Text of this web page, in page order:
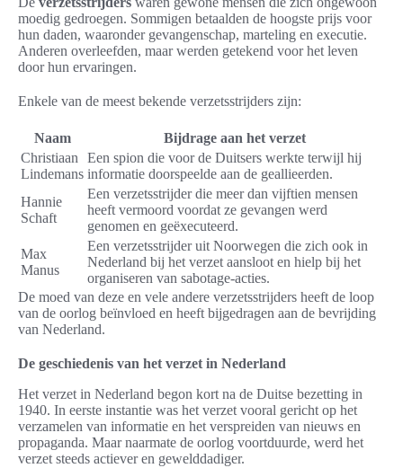
moedig gedroegen. Sommigen betaalden de hoogste prijs voor
hun daden, waaronder gevangenschap, marteling en executie.
Anderen overleefden, maar werden getekend voor het leven
door hun ervaringen.
Enkele van de meest bekende verzetsstrijders zijn:
Naam
Bijdrage aan het verzet
Christiaan
Lindemans
Een spion die voor de Duitsers werkte terwijl hij
informatie doorspeelde aan de geallieerden.
Hannie
Schaft
Een verzetsstrijder die meer dan vijftien mensen
heeft vermoord voordat ze gevangen werd
genomen en geëxecuteerd.
Max
Manus
Een verzetsstrijder uit Noorwegen die zich ook in
Nederland bij het verzet aansloot en hielp bij het
organiseren van sabotage-acties.
De moed van deze en vele andere verzetsstrijders heeft de loop
van de oorlog beïnvloed en heeft bijgedragen aan de bevrijding
van Nederland.
De geschiedenis van het verzet in Nederland
Het verzet in Nederland begon kort na de Duitse bezetting in
1940. In eerste instantie was het verzet vooral gericht op het
verzamelen van informatie en het verspreiden van nieuws en
propaganda. Maar naarmate de oorlog voortduurde, werd het
verzet steeds actiever en gewelddadiger.